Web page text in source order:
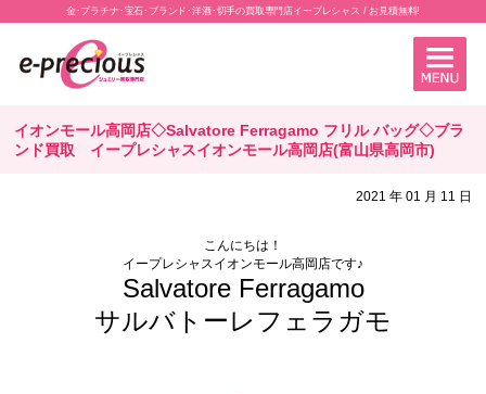
金･プラチナ･宝石･ブランド･洋酒･切手の買取専門店イープレシャス / お見積無料!
イオンモール高岡店◇Salvatore Ferragamo フリル バッグ◇ブラ
ンド買取 イープレシャスイオンモール高岡店(富山県高岡市)
2021 年 01 月 11 日
こんにちは！
イープレシャスイオンモール高岡店です♪
Salvatore Ferragamo
サルバトーレフェラガモ